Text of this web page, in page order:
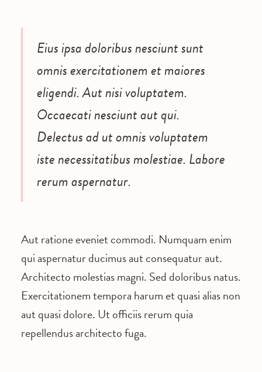
Eius ipsa doloribus nesciunt sunt
omnis exercitationem et maiores
eligendi. Aut nisi voluptatem.
Occaecati nesciunt aut qui.
Delectus ad ut omnis voluptatem
iste necessitatibus molestiae. Labore
rerum aspernatur.
Aut ratione eveniet commodi. Numquam enim
qui aspernatur ducimus aut consequatur aut.
Architecto molestias magni. Sed doloribus natus.
Exercitationem tempora harum et quasi alias non
aut quasi dolore. Ut officiis rerum quia
repellendus architecto fuga.